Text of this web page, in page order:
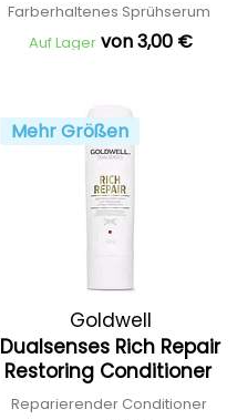
Farberhaltenes Sprühserum
Auf Lager von 3,00 €
Mehr Größen
Goldwell
Dualsenses Rich Repair
Restoring Conditioner
Reparierender Conditioner